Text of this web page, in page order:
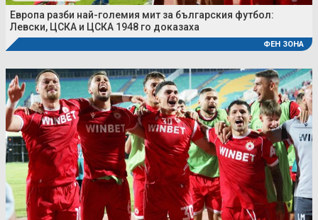
Европа разби най-големия мит за българския футбол:
Левски, ЦСКА и ЦСКА 1948 го доказаха
ФЕН ЗОНА